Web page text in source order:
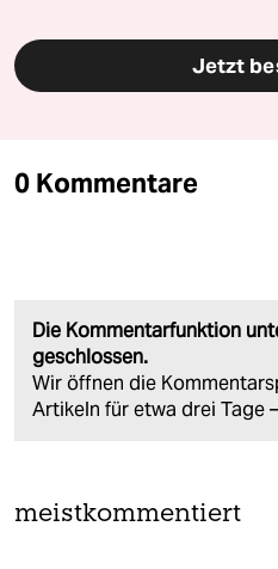
Jetzt
0 Kommentare
Die Kommentarfunktion
geschlossen.
Wir öffnen die
Artikeln für etwa drei Tage –
meistkommentiert